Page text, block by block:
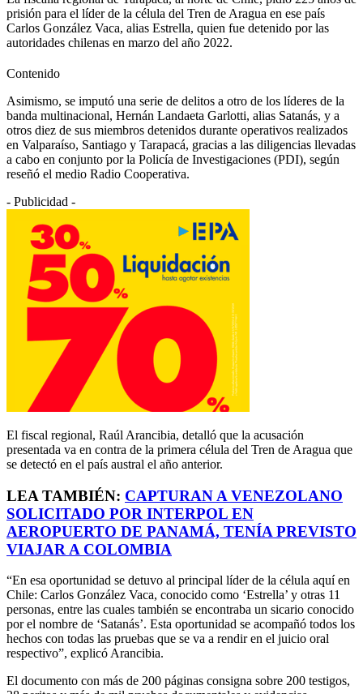
prisión para el líder de la célula del Tren de Aragua en ese país
Carlos González Vaca, alias Estrella, quien fue detenido por las
autoridades chilenas en marzo del año 2022.
Contenido
Asimismo, se imputó una serie de delitos a otro de los líderes de la
banda multinacional, Hernán Landaeta Garlotti, alias Satanás, y a
otros diez de sus miembros detenidos durante operativos realizados
en Valparaíso, Santiago y Tarapacá, gracias a las diligencias llevadas
a cabo en conjunto por la Policía de Investigaciones (PDI), según
reseñó el medio Radio Cooperativa.
- Publicidad -
El fiscal regional, Raúl Arancibia, detalló que la acusación
presentada va en contra de la primera célula del Tren de Aragua que
se detectó en el país austral el año anterior.
LEA TAMBIÉN: CAPTURAN A VENEZOLANO
SOLICITADO POR INTERPOL EN
AEROPUERTO DE PANAMÁ, TENÍA PREVISTO
VIAJAR A COLOMBIA
“En esa oportunidad se detuvo al principal líder de la célula aquí en
Chile: Carlos González Vaca, conocido como ‘Estrella’ y otras 11
personas, entre las cuales también se encontraba un sicario conocido
por el nombre de ‘Satanás’. Esta oportunidad se acompañó todos los
hechos con todas las pruebas que se va a rendir en el juicio oral
respectivo”, explicó Arancibia.
El documento con más de 200 páginas consigna sobre 200 testigos,